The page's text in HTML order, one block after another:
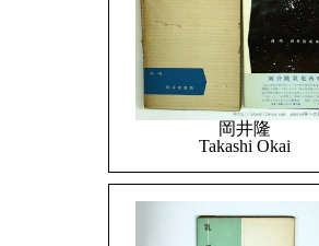
岡井隆
Takashi Okai